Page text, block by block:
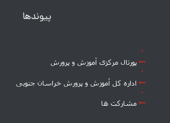
پیوندها
پورتال مرکزی آموزش و پرورش
اداره کل آموزش و پرورش خراسان جنوبی
مشارکت ها